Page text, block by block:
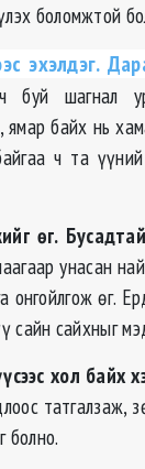
боломжтой
эхэлдэг.
буй шагнал
байх нь
ч та
өг.
унасан
онгойлгож өг.
сайн сайхныг
хол байх
татгалзаж,
болно.